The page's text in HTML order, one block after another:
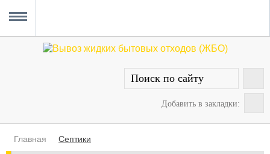
Добавить в закладки:
MENU
Главная
Вывоз ЖБО
Прочистка канализации
Уборка снега
Услуги сантехника
О проекте
Главная Септики